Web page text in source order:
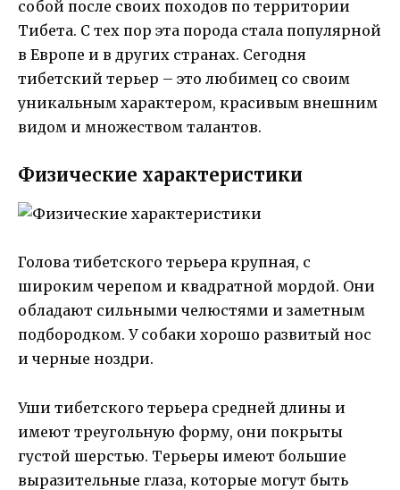
собой после своих походов по территории
Тибета. С тех пор эта порода стала популярной
в Европе и в других странах. Сегодня
тибетский терьер – это любимец со своим
уникальным характером, красивым внешним
видом и множеством талантов.
Физические характеристики
Голова тибетского терьера крупная, с
широким черепом и квадратной мордой. Они
обладают сильными челюстями и заметным
подбородком. У собаки хорошо развитый нос
и черные ноздри.
Уши тибетского терьера средней длины и
имеют треугольную форму, они покрыты
густой шерстью. Терьеры имеют большие
выразительные глаза, которые могут быть